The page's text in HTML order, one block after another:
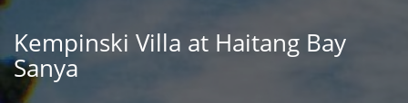
Kempinski Villa at Haitang Bay
Sanya